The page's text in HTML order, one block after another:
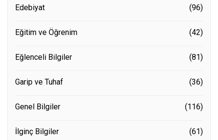
Edebiyat (96)
Eğitim ve Öğrenim (42)
Eğlenceli Bilgiler (81)
Garip ve Tuhaf (36)
Genel Bilgiler (116)
İlginç Bilgiler (61)